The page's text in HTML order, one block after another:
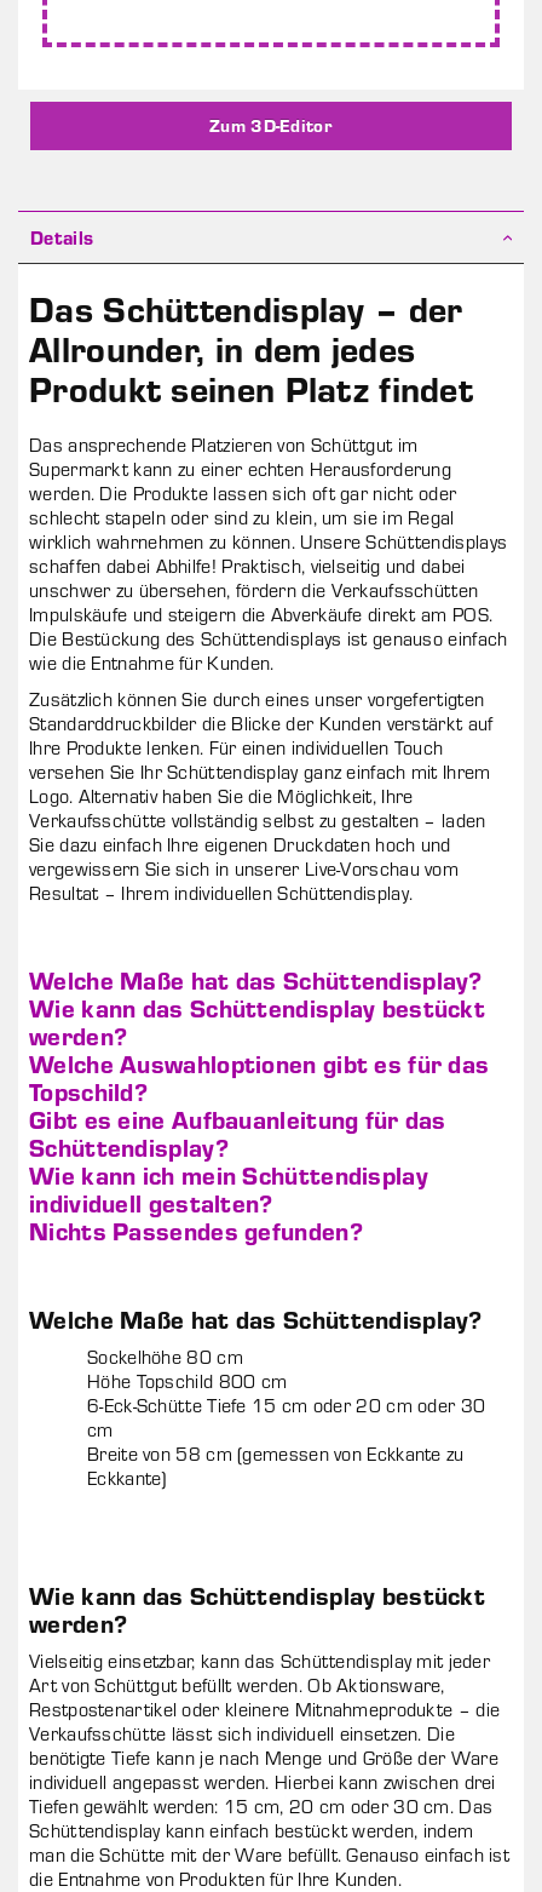
Zum 3D-Editor
werden
Details
Das Schüttendisplay – der
Allrounder, in dem jedes
Produkt seinen Platz findet
Das ansprechende Platzieren von Schüttgut im
Supermarkt kann zu einer echten Herausforderung
werden. Die Produkte lassen sich oft gar nicht oder
schlecht stapeln oder sind zu klein, um sie im Regal
wirklich wahrnehmen zu können. Unsere Schüttendisplays
schaffen dabei Abhilfe! Praktisch, vielseitig und dabei
unschwer zu übersehen, fördern die Verkaufsschütten
Impulskäufe und steigern die Abverkäufe direkt am POS.
Die Bestückung des Schüttendisplays ist genauso einfach
wie die Entnahme für Kunden.
Zusätzlich können Sie durch eines unser vorgefertigten
Standarddruckbilder die Blicke der Kunden verstärkt auf
Ihre Produkte lenken. Für einen individuellen Touch
versehen Sie Ihr Schüttendisplay ganz einfach mit Ihrem
Logo. Alternativ haben Sie die Möglichkeit, Ihre
Verkaufsschütte vollständig selbst zu gestalten – laden
Sie dazu einfach Ihre eigenen Druckdaten hoch und
vergewissern Sie sich in unserer Live-Vorschau vom
Resultat – Ihrem individuellen Schüttendisplay.
Welche Maße hat das Schüttendisplay?
Wie kann das Schüttendisplay bestückt
werden?
Welche Auswahloptionen gibt es für das
Topschild?
Gibt es eine Aufbauanleitung für das
Schüttendisplay?
Wie kann ich mein Schüttendisplay
individuell gestalten?
Nichts Passendes gefunden?
Welche Maße hat das Schüttendisplay?
Sockelhöhe 80 cm
Höhe Topschild 800 cm
6-Eck-Schütte Tiefe 15 cm oder 20 cm oder 30
cm
Breite von 58 cm (gemessen von Eckkante zu
Eckkante)
Wie kann das Schüttendisplay bestückt
werden?
Vielseitig einsetzbar, kann das Schüttendisplay mit jeder
Art von Schüttgut befüllt werden. Ob Aktionsware,
Restpostenartikel oder kleinere Mitnahmeprodukte – die
Verkaufsschütte lässt sich individuell einsetzen. Die
benötigte Tiefe kann je nach Menge und Größe der Ware
individuell angepasst werden. Hierbei kann zwischen drei
Tiefen gewählt werden: 15 cm, 20 cm oder 30 cm. Das
Schüttendisplay kann einfach bestückt werden, indem
man die Schütte mit der Ware befüllt. Genauso einfach ist
die Entnahme von Produkten für Ihre Kunden.